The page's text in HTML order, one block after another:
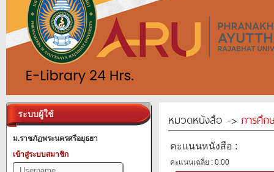
ระบบผู้ใช้
ม.ราชภัฏพระนครศรีอยุธยา
เข้าสู่ระบบสมาชิก
หมวดหนังสือ -> การศึก
คะแนนหนังสือ :
คะแนนเฉลี่ย : 0.00